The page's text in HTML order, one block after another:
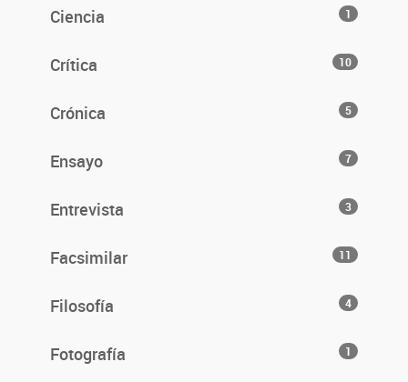
Ciencia 1
Crítica 10
Crónica 5
Ensayo 7
Entrevista 3
Facsimilar 11
Filosofía 4
Fotografía 1